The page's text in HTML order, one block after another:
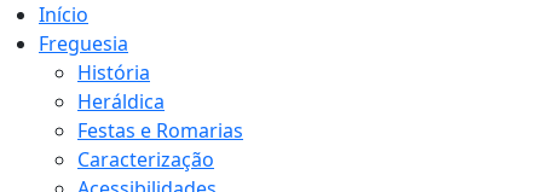
Início
Freguesia
História
Heráldica
Festas e Romarias
Caracterização